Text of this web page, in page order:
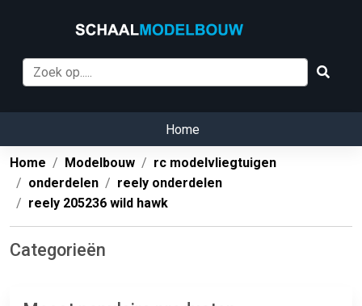
Home
Home Modelbouw
rc modelvliegtuigen
onderdelen
reely onderdelen
reely 205236 wild hawk
Categorieën